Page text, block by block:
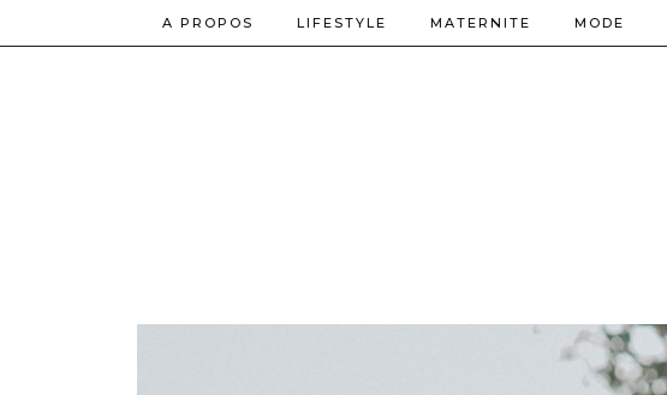
A PROPOS LIFESTYLE MATERNITE MODE